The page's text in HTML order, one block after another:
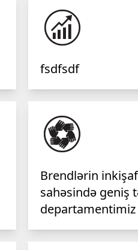
fsdfsdf
Brendlərin
sahəsində geniş
departamentimiz